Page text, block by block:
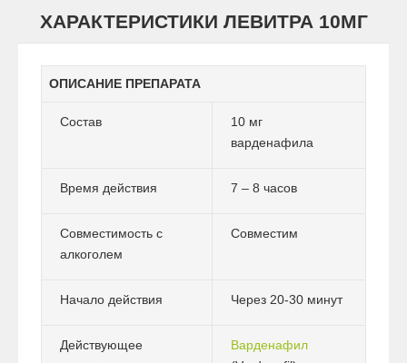
ХАРАКТЕРИСТИКИ ЛЕВИТРА 10МГ
ОПИСАНИЕ ПРЕПАРАТА
Состав
10 мг
варденафила
Время действия 7 – 8 часов
Совместимость с
алкоголем
Совместим
Начало действия Через 20-30 минут
Действующее
Варденафил